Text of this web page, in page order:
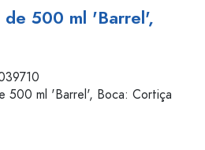
500 ml 'Barrel',